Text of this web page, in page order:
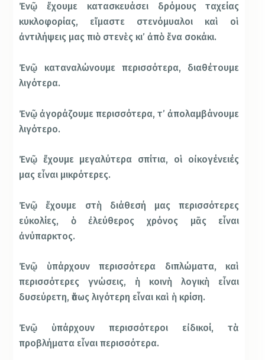
Ἐνῷ ἔχουμε κατασκευάσει δρόμους ταχείας
κυκλοφορίας, εἴμαστε στενόμυαλοι καὶ οἱ
ἀντιλήψεις μας πιὸ στενὲς κι’ ἀπὸ ἕνα σοκάκι.
Ἐνῷ καταναλώνουμε περισσότερα, διαθέτουμε
λιγότερα.
Ἐνῷ ἀγοράζουμε περισσότερα, τ’ ἀπολαμβάνουμε
λιγότερο.
Ἐνῷ ἔχουμε μεγαλύτερα σπίτια, οἱ οἰκογένειές
μας εἶναι μικρότερες.
Ἐνῷ ἔχουμε στὴ διάθεσή μας περισσότερες
εὐκολίες, ὁ ἐλεύθερος χρόνος μᾶς εἶναι
ἀνύπαρκτος.
Ἐνῷ ὑπάρχουν περισσότερα διπλώματα, καὶ
περισσότερες γνώσεις, ἡ κοινὴ λογικὴ εἶναι
δυσεύρετη, ὅπως λιγότερη εἶναι καὶ ἡ κρίση.
Ἐνῷ ὑπάρχουν περισσότεροι εἰδικοί, τὰ
προβλήματα εἶναι περισσότερα.